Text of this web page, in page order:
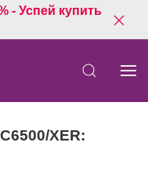
- Успей купить
XER: